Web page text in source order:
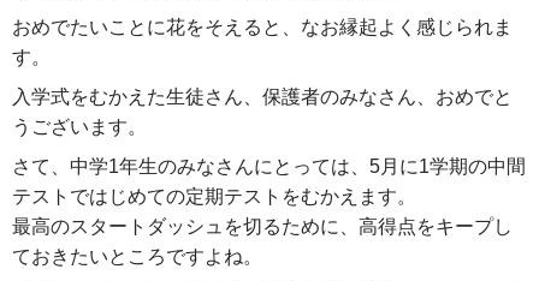
おめでたいことに花をそえると、なお縁起よく感じられま
す。
入学式をむかえた生徒さん、保護者のみなさん、おめでと
うございます。
さて、中学1年生のみなさんにとっては、5月に1学期の中間
テストではじめての定期テストをむかえます。
最高のスタートダッシュを切るために、高得点をキープし
ておきたいところですよね。